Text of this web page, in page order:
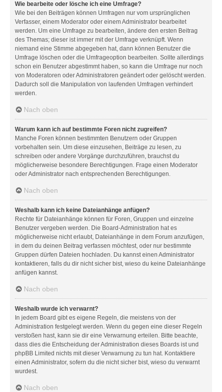
Wie bearbeite oder lösche ich eine Umfrage?
Wie bei den Beiträgen können Umfragen nur vom ursprünglichen
Verfasser, einem Moderator oder einem Administrator bearbeitet
werden. Um eine Umfrage zu bearbeiten, ändere den ersten Beitrag
des Themas; dieser ist immer mit der Umfrage verknüpft. Wenn
niemand eine Stimme abgegeben hat, dann können Benutzer die
Umfrage löschen oder die Umfrageoption bearbeiten. Sollte allerdings
schon ein Benutzer abgestimmt haben, so kann die Umfrage nur noch
von Moderatoren oder Administratoren geändert oder gelöscht werden.
Dadurch soll die Manipulation von laufenden Umfragen verhindert
werden.
Nach oben
Warum kann ich auf bestimmte Foren nicht zugreifen?
Manche Foren können bestimmten Benutzern oder Gruppen
vorbehalten sein. Um diese einzusehen, Beiträge zu lesen, zu
schreiben oder andere Vorgänge durchzuführen, brauchst du
möglicherweise besondere Berechtigungen. Frage einen Moderator
oder Administrator nach entsprechenden Berechtigungen.
Nach oben
Weshalb kann ich keine Dateianhänge anfügen?
Rechte für Dateianhänge können für Foren, Gruppen und einzelne
Benutzer vergeben werden. Die Board-Administration hat es
möglicherweise nicht erlaubt, Dateianhänge in dem Forum anzufügen,
in dem du deinen Beitrag verfassen möchtest, oder nur bestimmte
Gruppen dürfen Dateien hochladen. Du kannst einen Administrator
kontaktieren, falls du dir nicht sicher bist, wieso du keine Dateianhänge
anfügen kannst.
Nach oben
Weshalb wurde ich verwarnt?
In jedem Board gibt es eigene Regeln, die meistens von der
Administration festgelegt werden. Wenn du gegen eine dieser Regeln
verstoßen hast, kann sie dir eine Verwarnung erteilen. Bitte beachte,
dass dies die Entscheidung der Administration dieses Boards ist und
phpBB Limited nichts mit dieser Verwarnung zu tun hat. Kontaktiere
einen Administrator, sofern du die nicht sicher bist, wieso du verwarnt
wurdest.
Nach oben